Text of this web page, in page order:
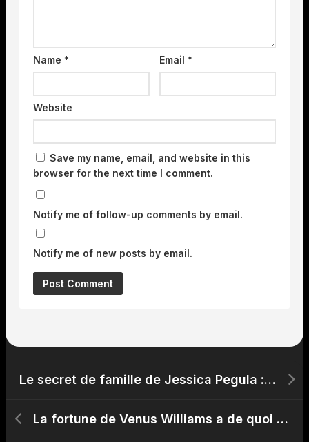
Name * Email*
Website
Save my name, email, and website in this
browser for the next time I comment.
Notify me of follow-up comments by email.
Notify me of new posts by email.
Le secret de famille de Jessica Pegula : découvrez ses parents au pouvoir incroyable.
La fortune de Venus Williams a de quoi faire tourner les têtes. Découvrez le montant.